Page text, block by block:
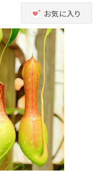
お気に入り